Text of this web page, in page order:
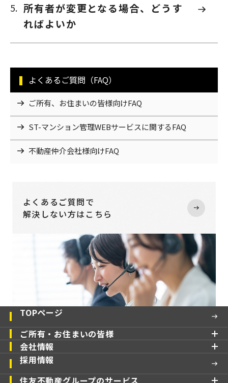
よくあるご質問（FAQ）
ご所有、お住まいの皆様向けFAQ
ST-マンション管理WEBサービスに関するFAQ
不動産仲介会社様向けFAQ
所有者が変更となる場合、どうす
ればよいか
よくあるご質問で
解決しない方はこちら
TOPページ
ご所有・お住まいの皆様
会社情報
採用情報